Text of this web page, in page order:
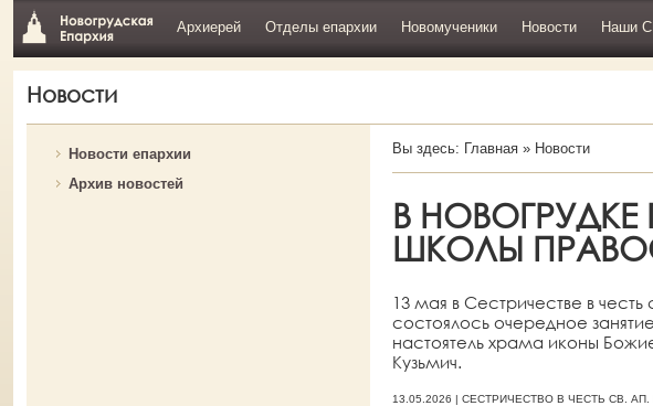
Архиерей Отделы епархии Новомученики Новости Наши
Новости
Новости епархии
Архив новостей
Вы здесь: Главная» Новости
В
ШКОЛЫ
13 мая в Сестричестве в
состоялось очередное
настоятель храма иконы
Кузьмич.
13.05.2026 | СЕСТРИЧЕСТВО В ЧЕСТЬ СВ.